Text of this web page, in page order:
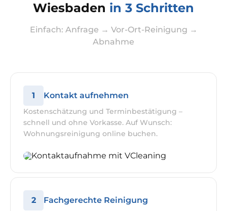
Wiesbaden in 3 Schritten
Einfach: Anfrage → Vor-Ort-Reinigung →
Abnahme
1 Kontakt aufnehmen
Kostenschätzung und Terminbestätigung –
schnell und ohne Vorkasse. Auf Wunsch:
Wohnungsreinigung online buchen.
2 Fachgerechte Reinigung